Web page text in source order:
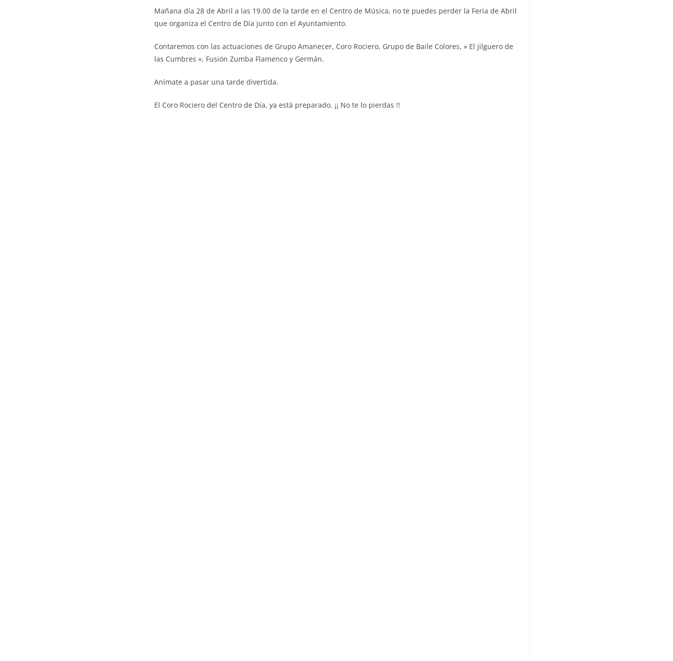
Mañana día 28 de Abril a las 19.00 de la tarde en el Centro de Música, no te puedes perder la Feria de Abril
que organiza el Centro de Día junto con el Ayuntamiento.
Contaremos con las actuaciones de Grupo Amanecer, Coro Rociero, Grupo de Baile Colores, » El jilguero de
las Cumbres «, Fusión Zumba Flamenco y Germán.
Anímate a pasar una tarde divertida.
El Coro Rociero del Centro de Día, ya está preparado. ¡¡ No te lo pierdas !!